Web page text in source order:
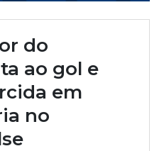
do
ao gol e
em
no